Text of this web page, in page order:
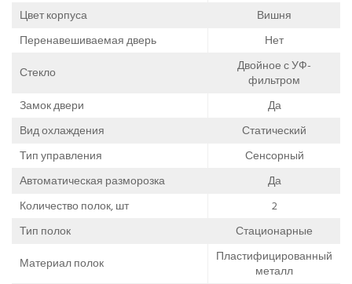
Цвет корпуса
Вишня
Перенавешиваемая дверь
Нет
Стекло
Двойное с УФ-
фильтром
Замок двери
Да
Вид охлаждения
Статический
Тип управления
Сенсорный
Автоматическая разморозка
Да
Количество полок, шт
2
Тип полок
Стационарные
Материал полок
Пластифицированный
металл